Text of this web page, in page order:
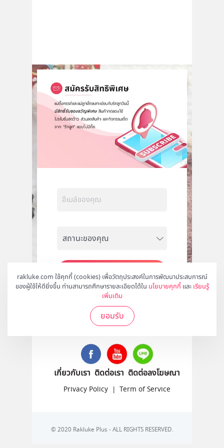
rakluke.com ใช้คุกกี้ (cookies) เพื่อวัตถุประสงค์ในการพัฒนาประสบการณ์
ของผู้ใช้ให้ดียิ่งขึ้น ท่านสามารถศึกษารายละเอียดได้ใน นโยบายคุกกี้ และ เรียนรู้
เพิ่มเติม
ยอมรับ
สมัคร
ติดตามเราได้ที่
เกี่ยวกับเรา ติดต่อเรา ติดต่อลงโฆษณา
Privacy Policy | Term of Service
© 2020 Rakluke Plus - ALL RIGHTS RESERVED.